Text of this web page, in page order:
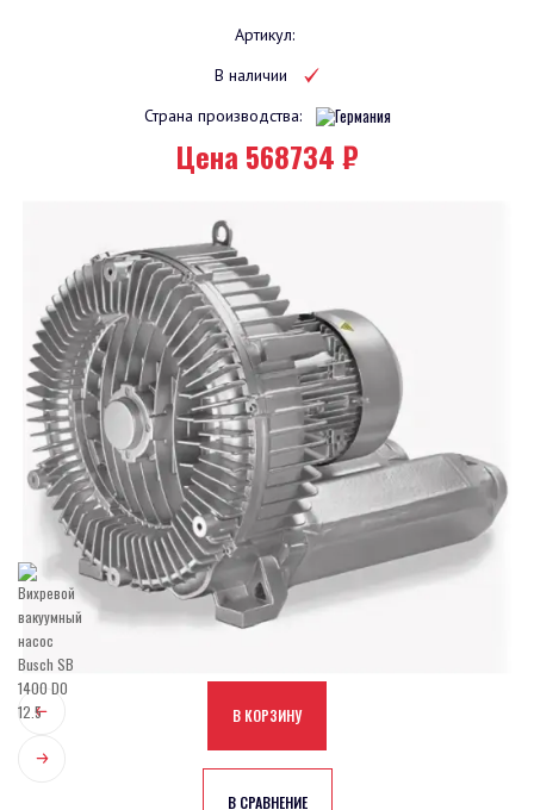
Артикул:
В наличии
Страна производства:
Цена 568734 ₽
В КОРЗИНУ
В СРАВНЕНИЕ